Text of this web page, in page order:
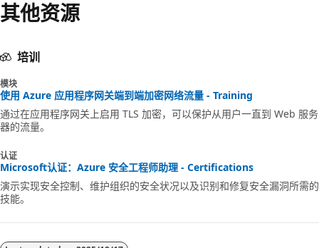
其他资源
培训
模块
使用 Azure 应用程序网关端到端加密网络流量 - Training
通过在应用程序网关上启用 TLS 加密，可以保护从用户一直到 Web 服务
器的流量。
认证
Microsoft认证：Azure 安全工程师助理 - Certifications
演示实现安全控制、维护组织的安全状况以及识别和修复安全漏洞所需的
技能。